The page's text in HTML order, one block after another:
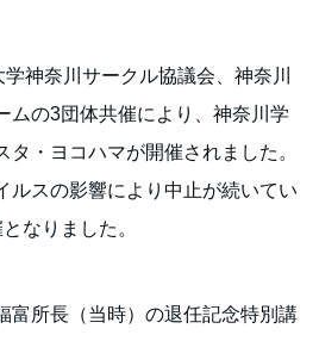
神奈川サークル協議会、神奈川
ムの3団体共催により、神奈川学
タ・ヨコハマが開催されました。
ルスの影響により中止が続いてい
なりました。
富所長（当時）の退任記念特別講